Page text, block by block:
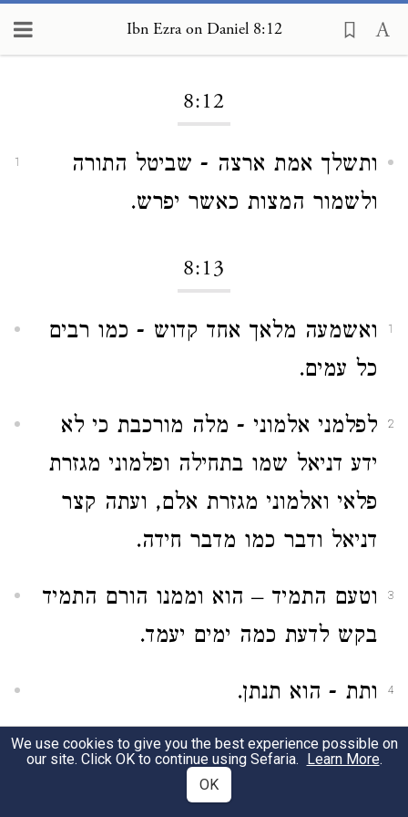
Ibn Ezra on Daniel 8:12
8:12
1
ותשלך אמת ארצה - שביטל התורה
ולשמור המצות כאשר יפרש.
8:13
1
ואשמעה מלאך אחד קדוש - כמו רבים
כל עמים.
2
לפלמני אלמוני - מלה מורכבת כי לא
ידע דניאל שמו בתחילה ופלמוני מגזרת
פלאי ואלמוני מגזרת אלם, ועתה קצר
דניאל ודבר כמו מדבר חידה.
3
וטעם התמיד – הוא וממנו הורם התמיד
בקש לדעת כמה ימים יעמד.
4 ותת - הוא תנתן.
5 וקדש - מכון מקדשו,
וצבא - ותפל ארצה מן הצבא והנה
We use cookies to give you the best experience possible on
our site. Click OK to continue using Sefaria. Learn More.
OK